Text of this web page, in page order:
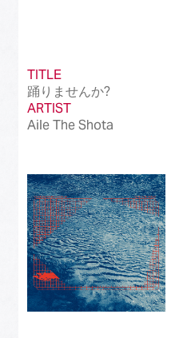
TITLE
踊りませんか?
ARTIST
Aile The Shota